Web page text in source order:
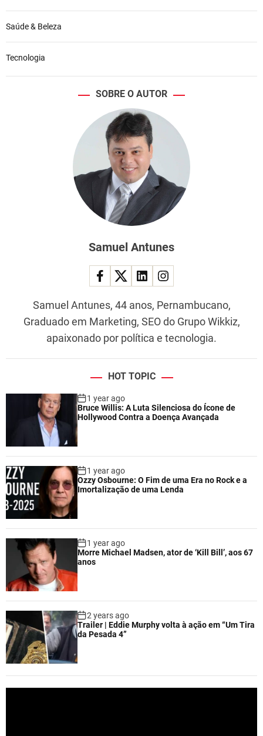
Saúde & Beleza
Tecnologia
SOBRE O AUTOR
Samuel Antunes
Samuel Antunes, 44 anos, Pernambucano,
Graduado em Marketing, SEO do Grupo Wikkiz,
apaixonado por política e tecnologia.
HOT TOPIC
1 year ago
Bruce Willis: A Luta Silenciosa do Ícone de
Hollywood Contra a Doença Avançada
1 year ago
Ozzy Osbourne: O Fim de uma Era no Rock e a
Imortalização de uma Lenda
1 year ago
Morre Michael Madsen, ator de ‘Kill Bill’, aos 67
anos
2 years ago
Trailer | Eddie Murphy volta à ação em “Um Tira
da Pesada 4”